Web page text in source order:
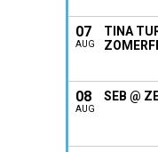
07
AUG
TINA
08
AUG
SEB @